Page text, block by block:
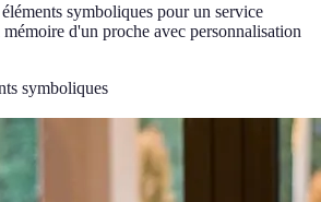
symboliques pour un service
d'un proche avec personnalisation
symboliques